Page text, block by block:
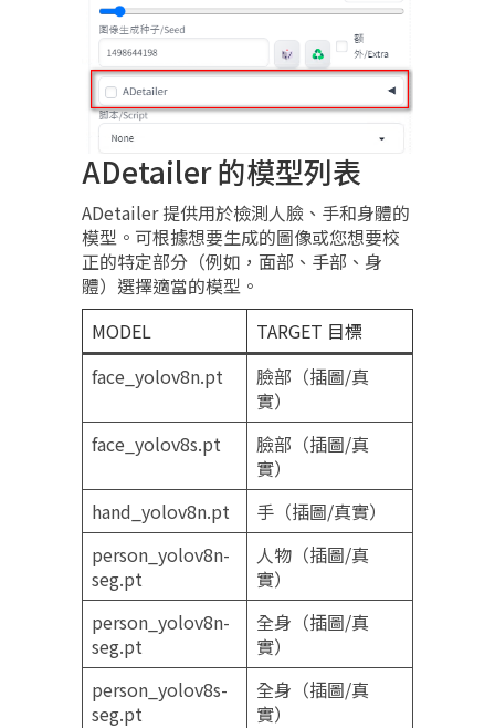
ADetailer 的模型列表
ADetailer 提供用於檢測人臉、手和身體的
模型。可根據想要生成的圖像或您想要校
正的特定部分（例如，面部、手部、身
體）選擇適當的模型。
MODEL
TARGET 目標
face_yolov8n.pt
臉部（插圖/真
實）
face_yolov8s.pt
臉部（插圖/真
實）
hand_yolov8n.pt
手（插圖/真實）
person_yolov8n-
seg.pt
人物（插圖/真
實）
person_yolov8n-
seg.pt
全身（插圖/真
實）
person_yolov8s-
seg.pt
全身（插圖/真
實）